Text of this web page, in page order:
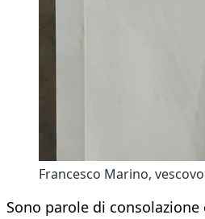
Francesco Marino,
Sono parole di